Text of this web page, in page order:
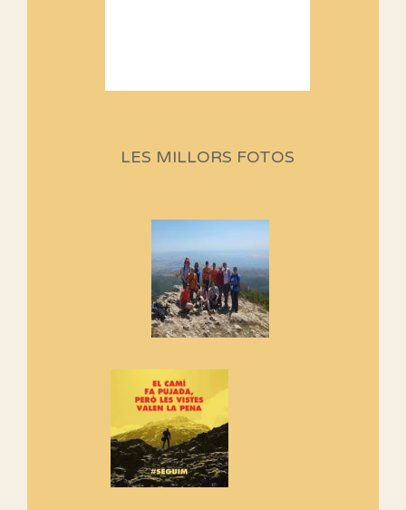
Sortides Centpeus 2026 (1a
programació d'aquest any
Si no podem caminar, alguna
Els Centpeus signen el
Manifest a favor dels Camins
adhereix-te al manifest!
Rebem un diploma dels
Amics de Sant Aniol d'Aguja
Els Centpeus estem implicats
amb la recuperació del refugi i
LES MILLORS FOTOS